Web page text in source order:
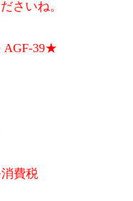
さいね。
AGF-39★
費税